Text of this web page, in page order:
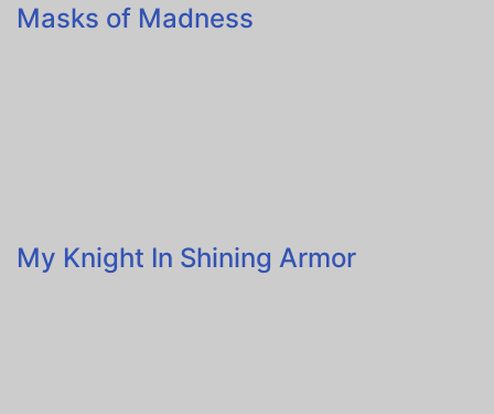
Masks of Madness
My Knight In Shining Armor